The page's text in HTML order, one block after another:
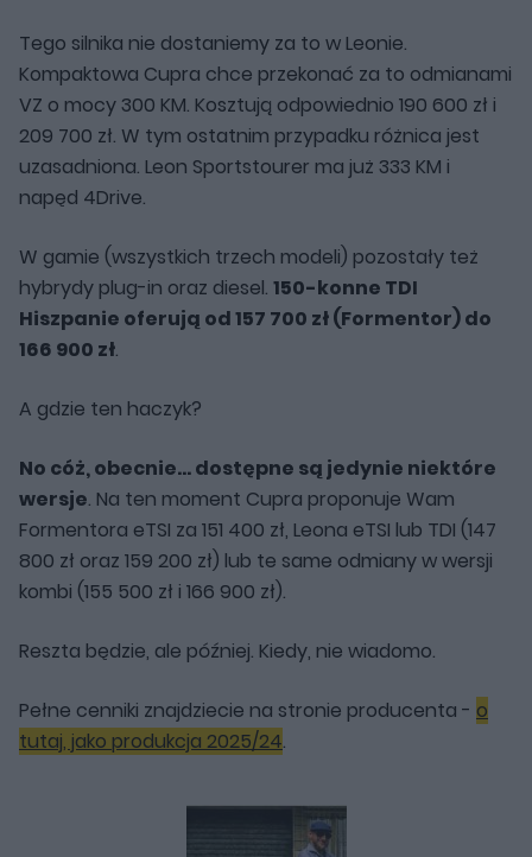
Tego silnika nie dostaniemy za to w Leonie.
Kompaktowa Cupra chce przekonać za to odmianami
VZ o mocy 300 KM. Kosztują odpowiednio 190 600 zł i
209 700 zł. W tym ostatnim przypadku różnica jest
uzasadniona. Leon Sportstourer ma już 333 KM i
napęd 4Drive.
W gamie (wszystkich trzech modeli) pozostały też
hybrydy plug-in oraz diesel. 150-konne TDI
Hiszpanie oferują od 157 700 zł (Formentor) do
166 900 zł.
A gdzie ten haczyk?
No cóż, obecnie... dostępne są jedynie niektóre
wersje. Na ten moment Cupra proponuje Wam
Formentora eTSI za 151 400 zł, Leona eTSI lub TDI (147
800 zł oraz 159 200 zł) lub te same odmiany w wersji
kombi (155 500 zł i 166 900 zł).
Reszta będzie, ale później. Kiedy, nie wiadomo.
Pełne cenniki znajdziecie na stronie producenta - o
tutaj, jako produkcja 2025/24.